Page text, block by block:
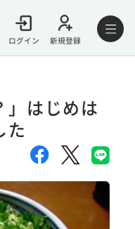
ログイン 新規登録
」はじめは
た